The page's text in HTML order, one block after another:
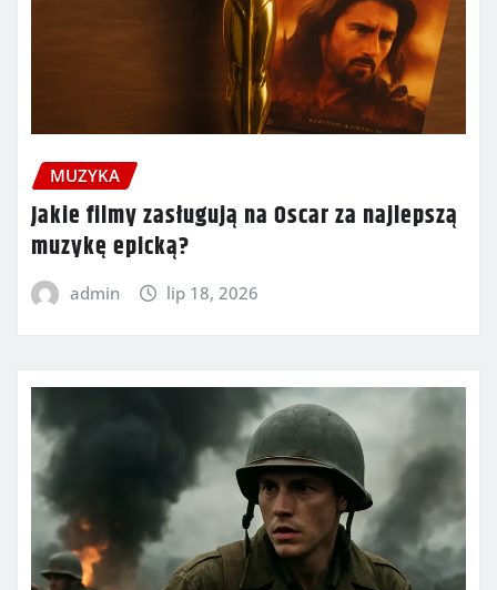
MUZYKA
Jakie filmy zasługują na Oscar za najlepszą
muzykę epicką?
admin lip 18, 2026